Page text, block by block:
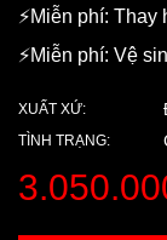
⚡️Miễn phí:
⚡️Miễn phí: Vệ
XUẤT XỨ:
TÌNH TRẠNG: